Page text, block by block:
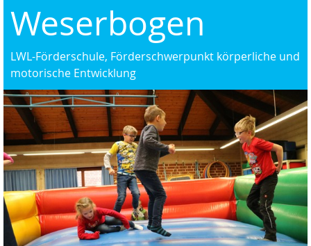
Weserbogen
LWL-Förderschule, Förderschwerpunkt körperliche und
motorische Entwicklung